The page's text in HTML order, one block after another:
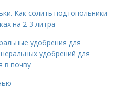
Как солить подтопольники
на 2-3 литра
удобрения для
удобрений для
в почву